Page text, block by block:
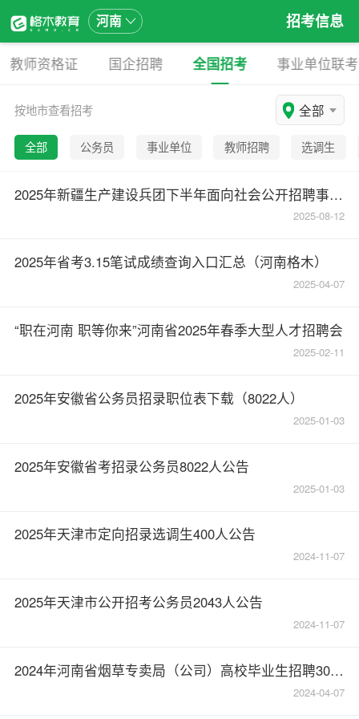
河南 招考信息
教师资格证 国企招聘 全国招考 事业单位联考
按地市查看招考 全部
全部 公务员 事业单位 教师招聘 选调生
2025年新疆生产建设兵团下半年面向社会公开招聘事业单位工作人员2398名公告
2025-08-12
2025年省考3.15笔试成绩查询入口汇总（河南格木）
2025-04-07
“职在河南 职等你来”河南省2025年春季大型人才招聘会
2025-02-11
2025年安徽省公务员招录职位表下载（8022人）
2025-01-03
2025年安徽省考招录公务员8022人公告
2025-01-03
2025年天津市定向招录选调生400人公告
2024-11-07
2025年天津市公开招考公务员2043人公告
2024-11-07
2024年河南省烟草专卖局（公司）高校毕业生招聘306人
2024-04-07